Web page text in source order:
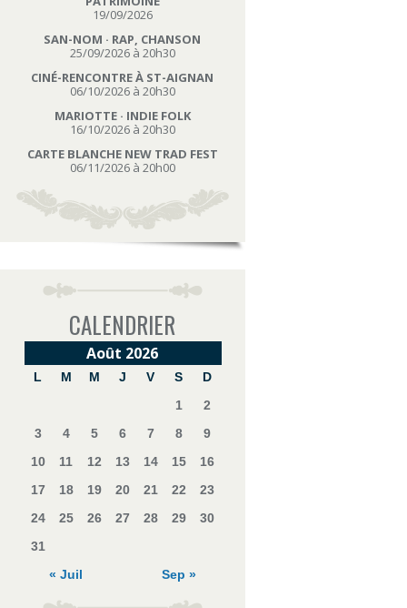
19/09/2026
SAN-NOM · RAP, CHANSON
25/09/2026 à 20h30
CINÉ-RENCONTRE À ST-AIGNAN
06/10/2026 à 20h30
MARIOTTE · INDIE FOLK
16/10/2026 à 20h30
CARTE BLANCHE NEW TRAD FEST
06/11/2026 à 20h00
CALENDRIER
Août 2026
L M M J V S
D
1
2
3
4 5 6 7 8
9
10
11 12 13 14 15
16
17
18 19 20 21 22
23
24
25 26 27 28 29
30
31
« Juil
Sep »